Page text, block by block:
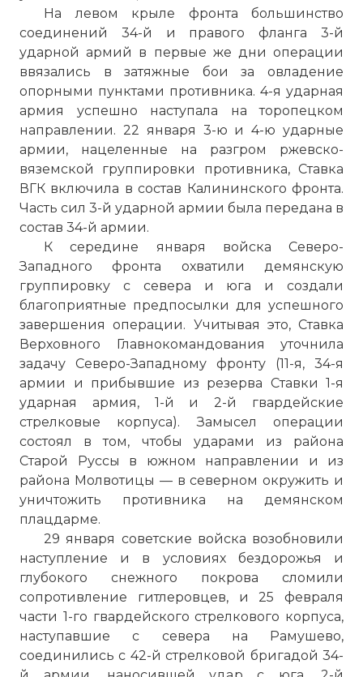
На левом крыле фронта большинство
соединений 34-й и правого фланга 3-й
ударной армий в первые же дни операции
ввязались в затяжные бои за овладение
опорными пунктами противника. 4-я ударная
армия успешно наступала на торопецком
направлении. 22 января 3-ю и 4-ю ударные
армии, нацеленные на разгром ржевско-
вяземской группировки противника, Ставка
ВГК включила в состав Калининского фронта.
Часть сил 3-й ударной армии была передана в
состав 34-й армии.
К середине января войска Северо-
Западного фронта охватили демянскую
группировку с севера и юга и создали
благоприятные предпосылки для успешного
завершения операции. Учитывая это, Ставка
Верховного Главнокомандования уточнила
задачу Северо-Западному фронту (11-я, 34-я
армии и прибывшие из резерва Ставки 1-я
ударная армия, 1-й и 2-й гвардейские
стрелковые корпуса). Замысел операции
состоял в том, чтобы ударами из района
Старой Руссы в южном направлении и из
района Молвотицы — в северном окружить и
уничтожить противника на демянском
плацдарме.
29 января советские войска возобновили
наступление и в условиях бездорожья и
глубокого снежного покрова сломили
сопротивление гитлеровцев, и 25 февраля
части 1-го гвардейского стрелкового корпуса,
наступавшие с севера на Рамушево,
соединились с 42-й стрелковой бригадой 34-